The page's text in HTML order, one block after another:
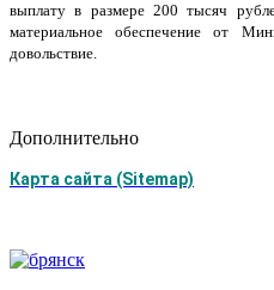
выплату в размере 200 тысяч
материальное обеспечение от
довольствие.
Дополнительно
Карта сайта (Sitemap)